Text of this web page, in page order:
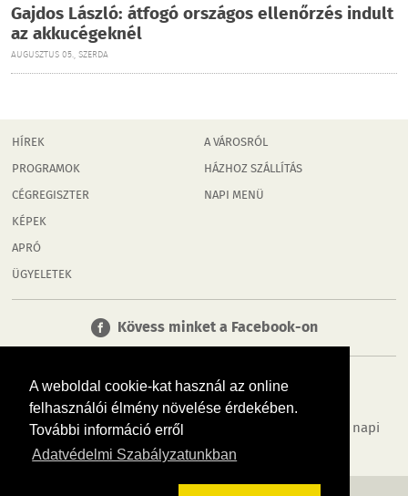
A weboldal cookie-kat használ az online
felhasználói élmény növelése érdekében.
További információ erről
Adatvédelmi Szabályzatunkban
Gajdos László: átfogó országos ellenőrzés indult
az akkucégeknél
AUGUSZTUS 05., SZERDA
HÍREK
PROGRAMOK
CÉGREGISZTER
KÉPEK
APRÓ
ÜGYELETEK
A VÁROSRÓL
HÁZHOZ SZÁLLÍTÁS
NAPI MENÜ
Kövess minket a Facebook-on
Tudj meg többet városodról! Hírek, programok, képek, napi
menü, cégek…. és minden, ami Rábaköz